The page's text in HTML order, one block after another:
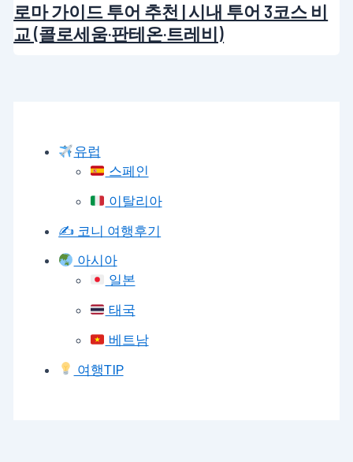
로마 가이드 투어 추천 | 시내 투어 3코스 비
교 (콜로세움·판테온·트레비)
유럽
스페인
이탈리아
✍️ 코니 여행후기
아시아
일본
태국
베트남
여행TIP